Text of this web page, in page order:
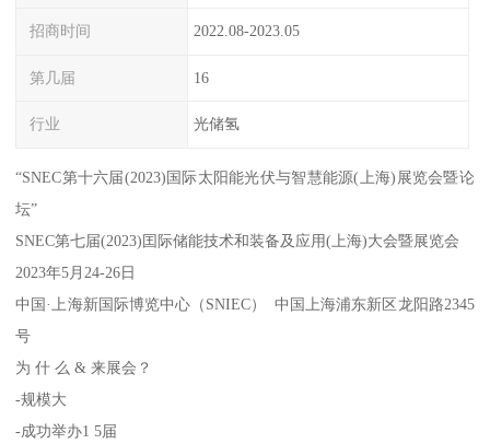
招商时间 2022.08-2023.05
第几届 16
行业 光储氢
“SNEC第十六届(2023)国际太阳能光伏与智慧能源(上海)展览会暨论
坛”
SNEC第七届(2023)囯际储能技术和装备及应用(上海)大会暨展览会
2023年5月24-26日
中国·上海新国际博览中心（SNIEC） 中国上海浦东新区龙阳路2345
号
为 什 么 & 来展会？
-规模大
-成功举办1 5届